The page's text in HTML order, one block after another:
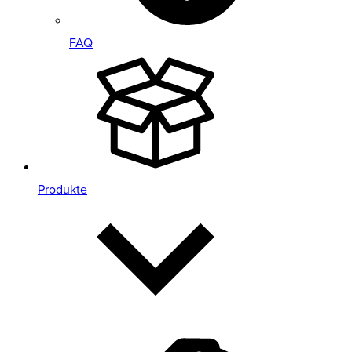
FAQ
Produkte